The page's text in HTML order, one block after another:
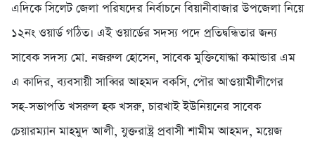
এদিকে সিলেট জেলা পরিষদের নির্বাচনে বিয়ানীবাজার উপজেলা নিয়ে
১২নং ওয়ার্ড গঠিত। এই ওয়ার্ডের সদস্য পদে প্রতিদ্বন্ধিতার জন্য
সাবেক সদস্য মো. নজরুল হোসেন, সাবেক মুক্তিযোদ্ধা কমান্ডার এম
এ কাদির, ব্যবসায়ী সাব্বির আহমদ বকসি, পৌর আওয়ামীলীগের
সহ-সভাপতি খসরুল হক খসরু, চারখাই ইউনিয়নের সাবেক
চেয়ারম্যান মাহমুদ আলী, যুক্তরাষ্ট্র প্রবাসী শামীম আহমদ, ময়েজ